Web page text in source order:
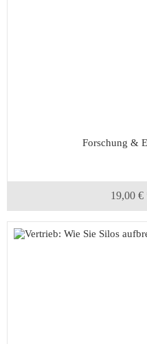
Forschung &
19,00 €